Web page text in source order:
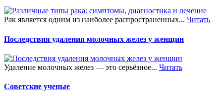
Рак является одним из наиболее распространенных... Читать
Последствия удаления молочных желез у женщин
Удаление молочных желез — это серьёзное... Читать
Советские ученые